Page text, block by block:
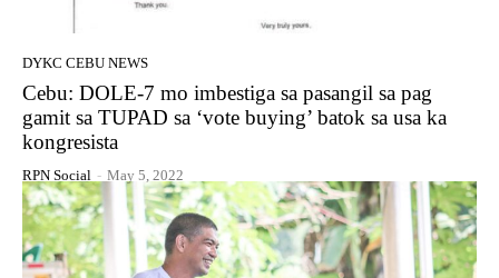
DYKC CEBU NEWS
Cebu: DOLE-7 mo imbestiga sa pasangil sa pag
gamit sa TUPAD sa ‘vote buying’ batok sa usa ka
kongresista
RPN Social - May 5, 2022